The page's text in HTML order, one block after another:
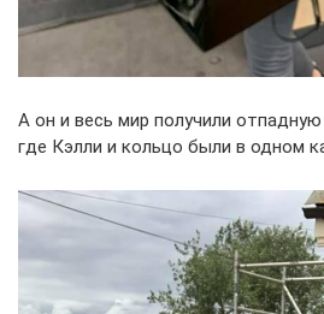
А он и весь мир получили
где Кэлли и кольцо были в одном